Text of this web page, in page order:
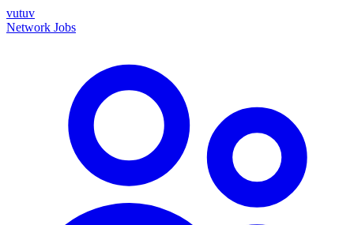
vutuv
Network Jobs